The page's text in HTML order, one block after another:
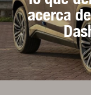
acerca